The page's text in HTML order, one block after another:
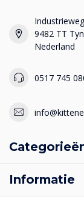
9482 TT
Nederland
0517 745
Informatie